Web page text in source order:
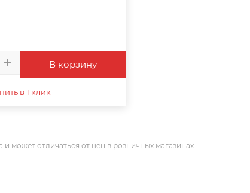
В корзину
в 1 клик
может отличаться от цен в розничных магазинах